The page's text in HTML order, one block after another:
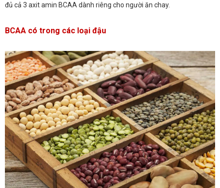
đủ cả 3 axit amin BCAA dành riêng cho người ăn chay.
BCAA có trong các loại đậu